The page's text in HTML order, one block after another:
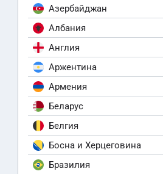
Азербайджан
Албания
Англия
Аржентина
Армения
Беларус
Белгия
Босна и Херцеговина
Бразилия